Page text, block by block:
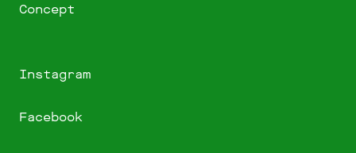
Concept
Instagram
Facebook